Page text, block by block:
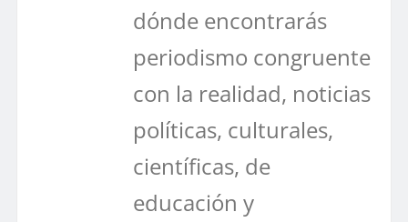
dónde encontrarás
periodismo congruente
con la realidad, noticias
políticas, culturales,
científicas, de
educación y